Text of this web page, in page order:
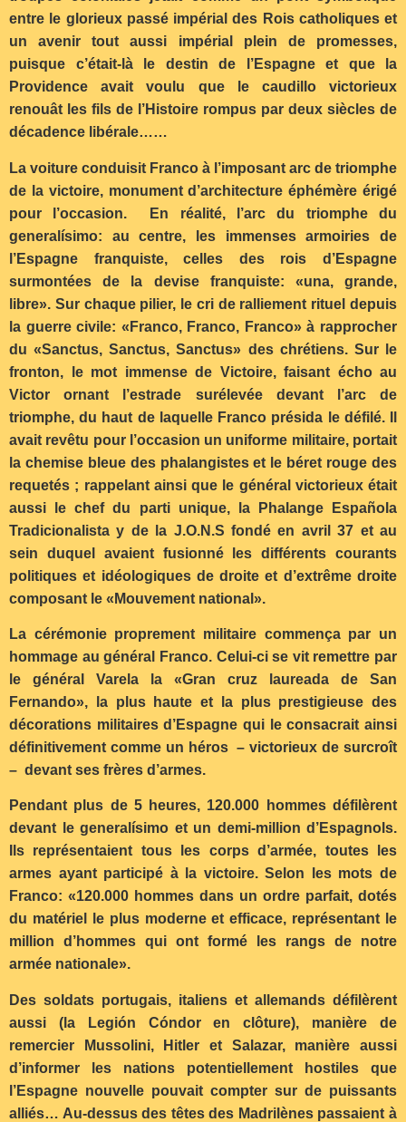
entre le glorieux passé impérial des Rois catholiques et
un avenir tout aussi impérial plein de promesses,
puisque c’était-là le destin de l’Espagne et que la
Providence avait voulu que le caudillo victorieux
renouât les fils de l’Histoire rompus par deux siècles de
décadence libérale……
La voiture conduisit Franco à l’imposant arc de triomphe
de la victoire, monument d’architecture éphémère érigé
pour l’occasion. En réalité, l’arc du triomphe du
generalísimo: au centre, les immenses armoiries de
l’Espagne franquiste, celles des rois d’Espagne
surmontées de la devise franquiste: «una, grande,
libre». Sur chaque pilier, le cri de ralliement rituel depuis
la guerre civile: «Franco, Franco, Franco» à rapprocher
du «Sanctus, Sanctus, Sanctus» des chrétiens. Sur le
fronton, le mot immense de Victoire, faisant écho au
Victor ornant l’estrade surélevée devant l’arc de
triomphe, du haut de laquelle Franco présida le défilé. Il
avait revêtu pour l’occasion un uniforme militaire, portait
la chemise bleue des phalangistes et le béret rouge des
requetés ; rappelant ainsi que le général victorieux était
aussi le chef du parti unique, la Phalange Española
Tradicionalista y de la J.O.N.S fondé en avril 37 et au
sein duquel avaient fusionné les différents courants
politiques et idéologiques de droite et d’extrême droite
composant le «Mouvement national».
La cérémonie proprement militaire commença par un
hommage au général Franco. Celui-ci se vit remettre par
le général Varela la «Gran cruz laureada de San
Fernando», la plus haute et la plus prestigieuse des
décorations militaires d’Espagne qui le consacrait ainsi
définitivement comme un héros – victorieux de surcroît
– devant ses frères d’armes.
Pendant plus de 5 heures, 120.000 hommes défilèrent
devant le generalísimo et un demi-million d’Espagnols.
Ils représentaient tous les corps d’armée, toutes les
armes ayant participé à la victoire. Selon les mots de
Franco: «120.000 hommes dans un ordre parfait, dotés
du matériel le plus moderne et efficace, représentant le
million d’hommes qui ont formé les rangs de notre
armée nationale».
Des soldats portugais, italiens et allemands défilèrent
aussi (la Legión Cóndor en clôture), manière de
remercier Mussolini, Hitler et Salazar, manière aussi
d’informer les nations potentiellement hostiles que
l’Espagne nouvelle pouvait compter sur de puissants
alliés… Au-dessus des têtes des Madrilènes passaient à